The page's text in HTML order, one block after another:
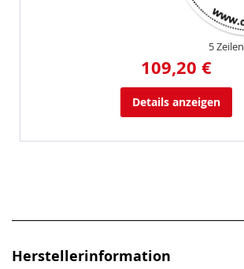
5 Zeilen
109,20 €
Details anzeigen
Herstellerinformation